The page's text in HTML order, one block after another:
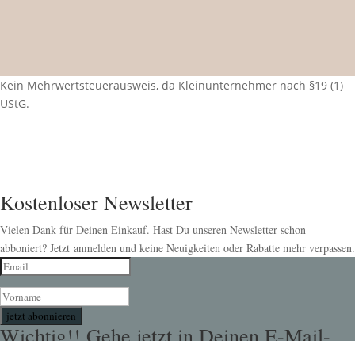
Kein Mehrwertsteuerausweis, da Kleinunternehmer nach §19 (1)
UStG.
Kostenloser Newsletter
Vielen Dank für Deinen Einkauf. Hast Du unseren Newsletter schon
abboniert? Jetzt anmelden und keine Neuigkeiten oder Rabatte mehr verpassen.
jetzt abonnieren
Wichtig!! Gehe jetzt in Deinen E-Mail-